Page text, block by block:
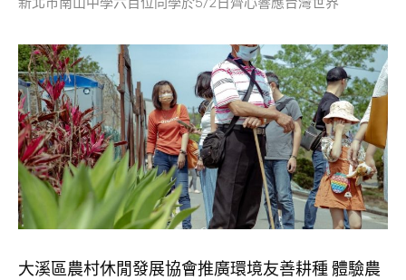
大溪區農村休閒發展協會推廣環境友善耕種 體驗農